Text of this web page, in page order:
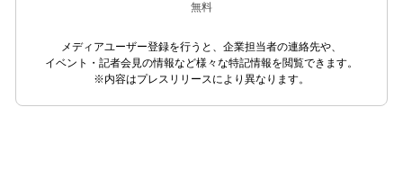
無料
メディアユーザー登録を行うと、企業担当者の連絡先や、
イベント・記者会見の情報など様々な特記情報を閲覧できます。
※内容はプレスリリースにより異なります。